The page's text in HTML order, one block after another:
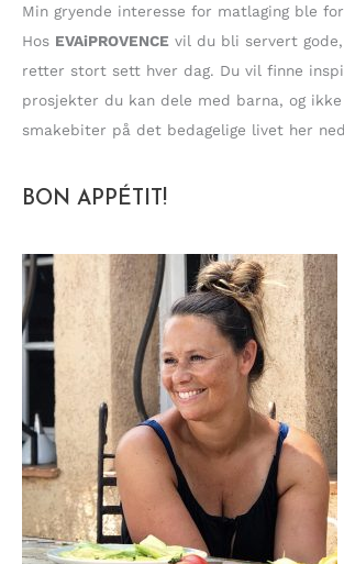
Min gryende interesse for matlaging ble
Hos EVAiPROVENCE vil du bli servert gode,
retter stort sett hver dag. Du vil finne
prosjekter du kan dele med barna, og
smakebiter på det bedagelige livet her
BON APPÉTIT!